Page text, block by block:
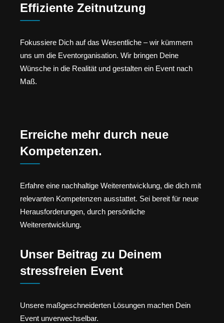
Effiziente Zeitnutzung
Fokussiere Dich auf das Wesentliche – wir kümmern
uns um die Eventorganisation. Wir bringen Deine
Wünsche in die Realität und gestalten ein Event nach
Maß.
Erreiche mehr durch neue
Kompetenzen.
Erfahre eine nachhaltige Weiterentwicklung, die dich mit
relevanten Kompetenzen ausstattet. Sei bereit für neue
Herausforderungen, durch persönliche
Weiterentwicklung.
Unser Beitrag zu Deinem
stressfreien Event
Unsere maßgeschneiderten Lösungen machen Dein
Event unverwechselbar.